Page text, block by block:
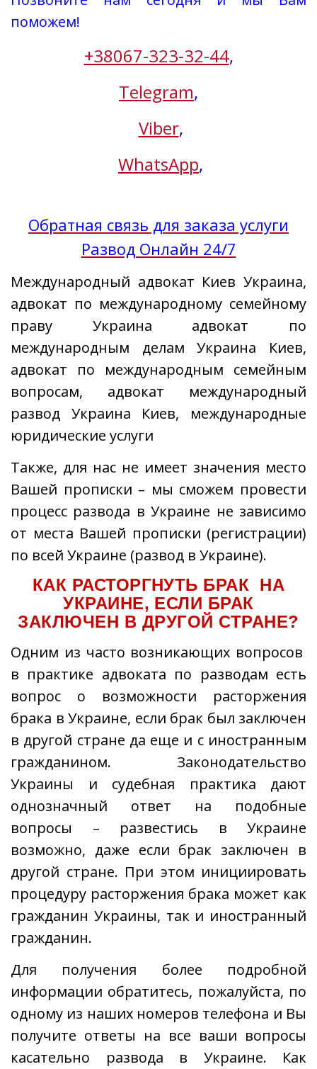
поможем!
+38067-323-32-44,
Telegram,
Viber,
WhatsApp,
Обратная связь для заказа услуги
Развод Онлайн 24/7
Международный адвокат Киев Украина,
адвокат по международному семейному
праву Украина адвокат по
международным делам Украина Киев,
адвокат по международным семейным
вопросам, адвокат международный
развод Украина Киев, международные
юридические услуги
Также, для нас не имеет значения место
Вашей прописки – мы сможем провести
процесс развода в Украине не зависимо
от места Вашей прописки (регистрации)
по всей Украине (развод в Украине).
КАК РАСТОРГНУТЬ БРАК НА
УКРАИНЕ, ЕСЛИ БРАК
ЗАКЛЮЧЕН В ДРУГОЙ СТРАНЕ?
Одним из часто возникающих вопросов
в практике адвоката по разводам есть
вопрос о возможности расторжения
брака в Украине, если брак был заключен
в другой стране да еще и с иностранным
гражданином. Законодательство
Украины и судебная практика дают
однозначный ответ на подобные
вопросы – развестись в Украине
возможно, даже если брак заключен в
другой стране. При этом инициировать
процедуру расторжения брака может как
гражданин Украины, так и иностранный
гражданин.
Для получения более подробной
информации обратитесь, пожалуйста, по
одному из наших номеров телефона и Вы
получите ответы на все ваши вопросы
касательно развода в Украине. Как